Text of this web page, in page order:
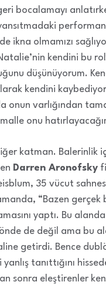
bocalamayı
olmamızı
kendini bu
düşünüyorum.
kendini
varlığından
onu
katman. Balerinlik
Darren Aronofsky
35 vücut
“Bazen
yaptı. Bu
de değil ama bu
getirdi. Bence
tanıttığını
sonra eleştirenler